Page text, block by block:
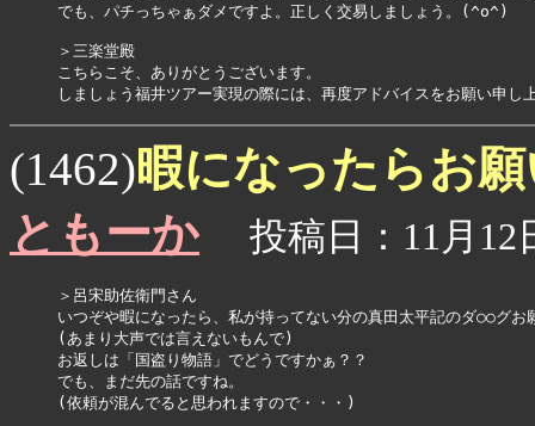
でも、パチっちゃぁダメですよ。正しく交易しましょう。(^o^)
＞三楽堂殿
こちらこそ、ありがとうございます。
しましょう福井ツアー実現の際には、再度アドバイスをお願い申し
(1462)暇になったらお
ともーか 投稿日：11月12
＞呂宋助佐衛門さん
いつぞや暇になったら、私が持ってない分の真田太平記のダ○○グお
(あまり大声では言えないもんで)
お返しは「国盗り物語」でどうですかぁ？？
でも、まだ先の話ですね。
(依頼が混んでると思われますので・・・)